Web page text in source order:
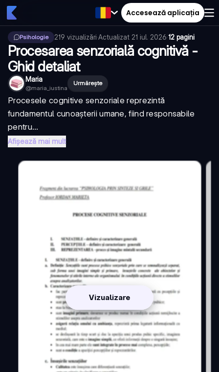
Accesează aplicația
Psihologie 219 vizualizări·Actualizat 21 iul. 2026·12 pagini
Procesarea senzorială cognitivă -
Ghid detaliat
Maria
@maria_iustina
Urmărește
Procesele cognitive senzoriale reprezintă
fundamentul cunoașterii umane, fiind responsabile
pentru...
Afișează mai mult
Vizualizare